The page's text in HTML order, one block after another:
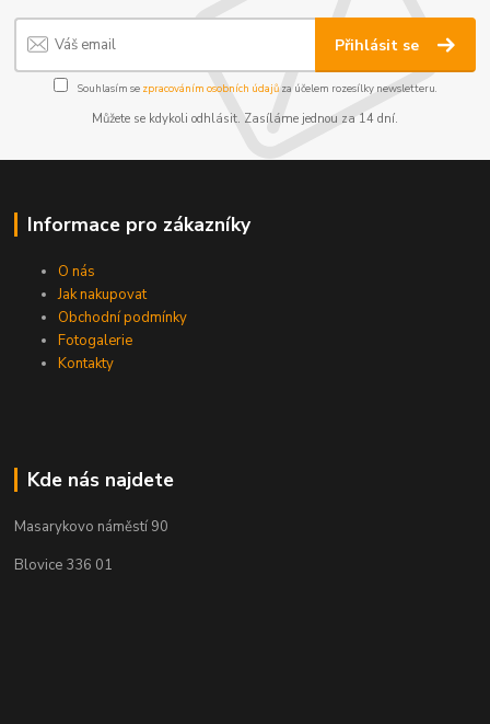
Přihlásit se
Souhlasím se zpracováním osobních údajůza účelem rozesílky newsletteru.
Můžete se kdykoli odhlásit. Zasíláme jednou za 14 dní.
Informace pro zákazníky
O nás
Jak nakupovat
Obchodní podmínky
Fotogalerie
Kontakty
Kde nás najdete
Masarykovo náměstí 90
Blovice 336 01